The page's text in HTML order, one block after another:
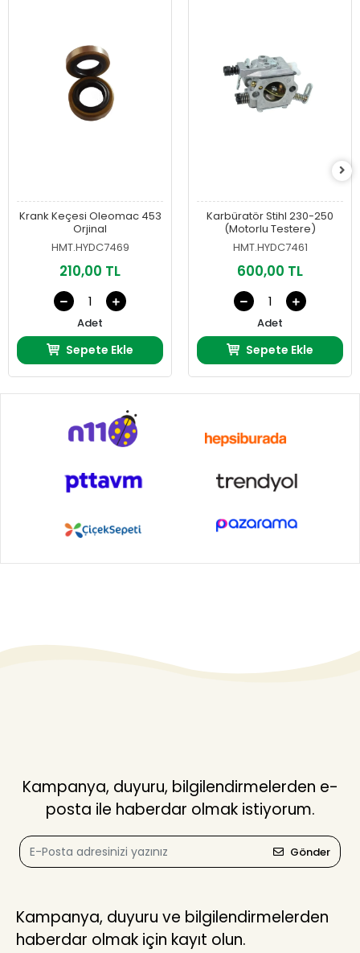
Krank Keçesi Oleomac 453
Orjinal
HMT.HYDC7469
210,00 TL
Adet
Sepete Ekle
Karbüratör Stihl 230-250
(Motorlu Testere)
HMT.HYDC7461
600,00 TL
Adet
Sepete Ekle
Kampanya, duyuru, bilgilendirmelerden e-
posta ile haberdar olmak istiyorum.
Gönder
Kampanya, duyuru ve bilgilendirmelerden
haberdar olmak için kayıt olun.